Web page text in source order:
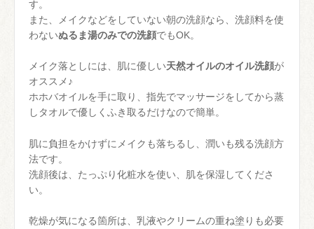
す。
また、メイクなどをしていない朝の洗顔なら、洗顔料を使
わないぬるま湯のみでの洗顔でもOK。
メイク落としには、肌に優しい天然オイルのオイル洗顔が
オススメ♪
ホホバオイルを手に取り、指先でマッサージをしてから蒸
しタオルで優しくふき取るだけなので簡単。
肌に負担をかけずにメイクも落ちるし、潤いも残る洗顔方
法です。
洗顔後は、たっぷり化粧水を使い、肌を保湿してくださ
い。
乾燥が気になる箇所は、乳液やクリームの重ね塗りも必要